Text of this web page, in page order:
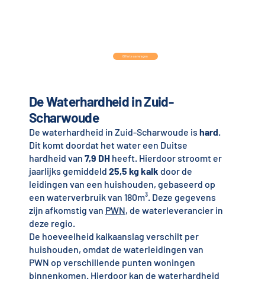
De Waterhardheid in Zuid-
Scharwoude
De waterhardheid in Zuid-Scharwoude is hard.
Dit komt doordat het water een Duitse
hardheid van 7,9 DHheeft. Hierdoor stroomt er
jaarlijks gemiddeld 25,5 kg kalk door de
leidingen van een huishouden, gebaseerd op
een waterverbruik van 180m³. Deze gegevens
zijn afkomstig van PWN, de waterleverancier in
deze regio.
De hoeveelheid kalkaanslag verschilt per
huishouden, omdat de waterleidingen van
PWN op verschillende punten woningen
binnenkomen. Hierdoor kan de waterhardheid
Offerte aanvragen